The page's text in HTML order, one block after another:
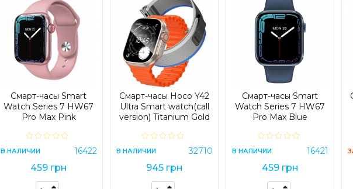
звонки и разговаривать прямо через
доставая смартфон! Очень удобно
общественном транспорте.
Часы имеют активное колёсико, а
кнопку под ним.
Смарт часы DT NO.1 поставляются в
презентабельной коробке. Умные
часы женские, умные часы для детей,
смарт часы мужские, смарт часы женские -
подарком на любой случай!
Очень удобная функция “always on
погасшем дисплее продолжают
Смарт-часы Smart
Watch Series 7 HW67
Pro Max Pink
В НАЛИЧИИ 16422
459 грн
Смарт-часы Hoco Y42
Ultra Smart watch(call
version) Titanium Gold
В НАЛИЧИИ 32710
945 грн
Смарт-часы Smart
Watch Series 7 HW67
Pro Max Blue
В НАЛИЧИИ 16421
459 грн